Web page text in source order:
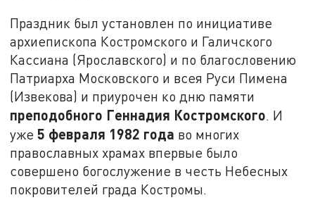
Праздник был установлен по инициативе
архиепископа Костромского и Галичского
Кассиана (Ярославского) и по благословению
Патриарха Московского и всея Руси Пимена
(Извекова) и приурочен ко дню памяти
преподобного Геннадия Костромского. И
уже5 февраля 1982 года во многих
православных храмах впервые было
совершено богослужение в честь Небесных
покровителей града Костромы.